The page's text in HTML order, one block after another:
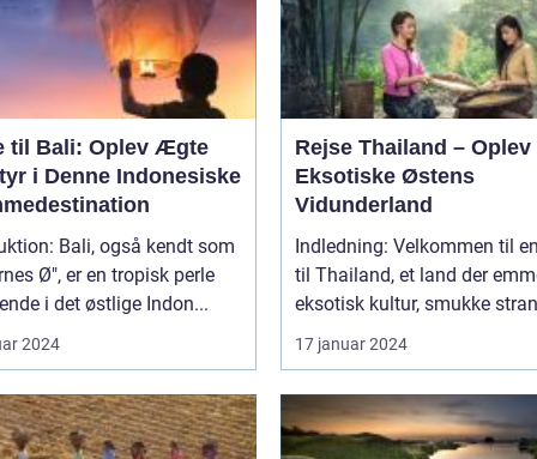
til Bali: Oplev Ægte
i Denne Indonesiske
kendt som
Ø", er en tropisk perle
i det østlige Indon...
2024
Rejse Thailand – Oplev
Eksotiske Østens
Vidunderland
Indledning: Velkommen til
til Thailand, et land der
eksotisk kultur, smukke
17 januar 2024